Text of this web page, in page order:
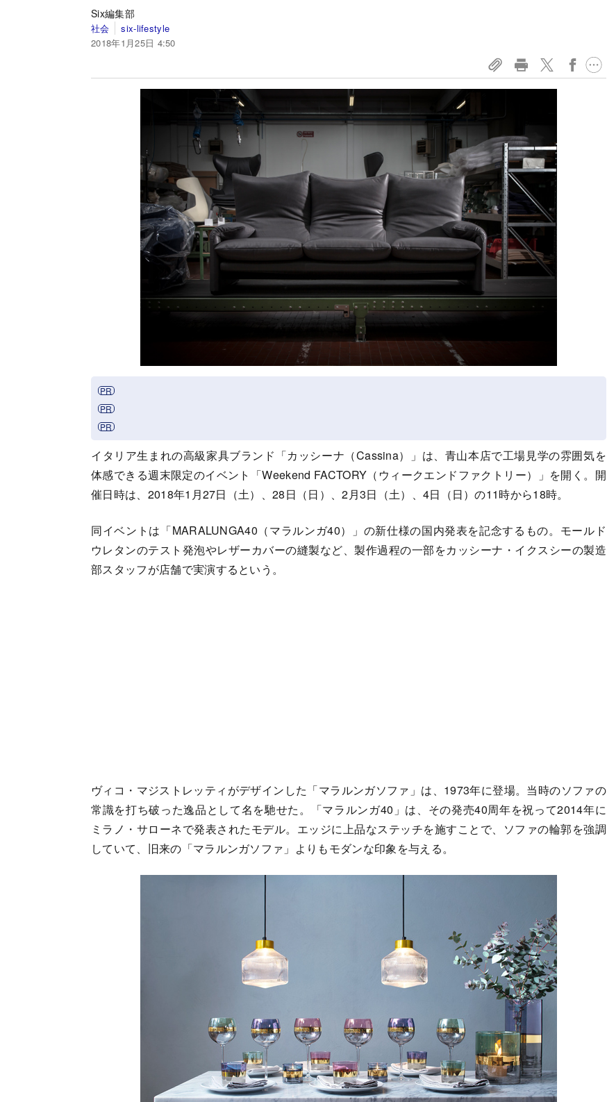
Six編集部
社会
six-lifestyle
2018年1月25日 4:50
イタリア生まれの高級家具ブランド「カッシーナ（Cassina）」は、青山本店で工場見学の雰囲気を
体感できる週末限定のイベント「Weekend FACTORY（ウィークエンドファクトリー）」を開く。開
催日時は、2018年1月27日（土）、28日（日）、2月3日（土）、4日（日）の11時から18時。
同イベントは「MARALUNGA40（マラルンガ40）」の新仕様の国内発表を記念するもの。モールド
ウレタンのテスト発泡やレザーカバーの縫製など、製作過程の一部をカッシーナ・イクスシーの製造
部スタッフが店舗で実演するという。
ヴィコ・マジストレッティがデザインした「マラルンガソファ」は、1973年に登場。当時のソファの
常識を打ち破った逸品として名を馳せた。「マラルンガ40」は、その発売40周年を祝って2014年に
ミラノ・サローネで発表されたモデル。エッジに上品なステッチを施すことで、ソファの輪郭を強調
していて、旧来の「マラルンガソファ」よりもモダンな印象を与える。